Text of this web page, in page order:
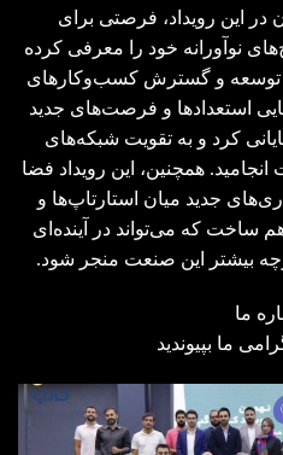
این رویداد، فرصتی برای
نوآورانه خود را معرفی کرده
توسعه و گسترش کسب‌وکارهای
استعدادها و فرصت‌های جدید
کرد و به تقویت شبکه‌های
همچنین، این رویداد فضا
جدید میان استارتاپ‌ها و
ساخت که می‌تواند در آینده‌ای
بیشتر این صنعت منجر شود.
ما
ما بپیوندید